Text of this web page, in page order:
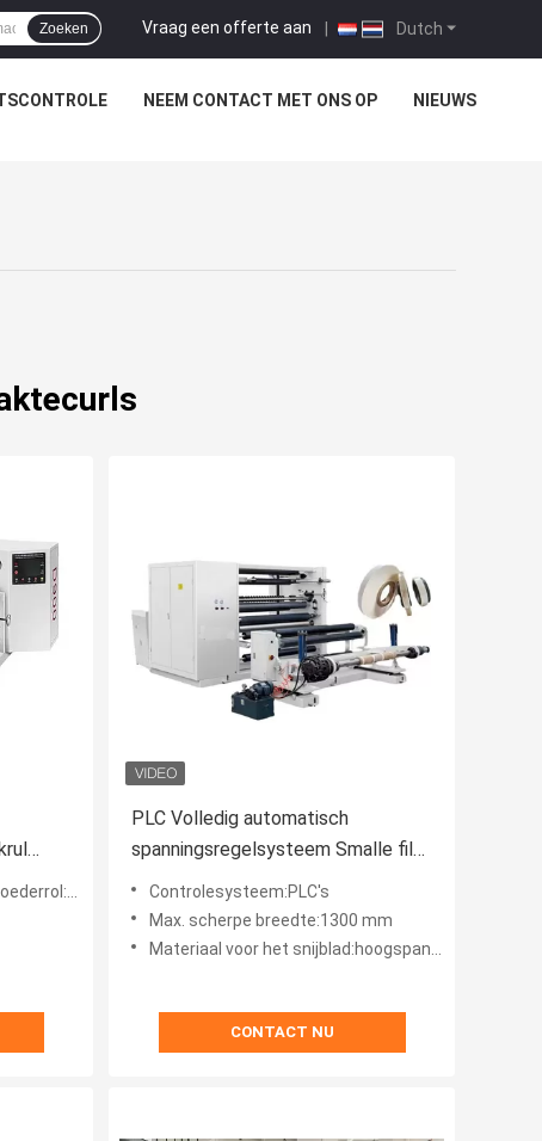
Dutch
Vraag een offerte aan |
Zoeken
NEEM CONTACT MET ONS OP NIEUWS
kg
PLC Volledig automatisch
spanningsregelsysteem Smalle film
snijmachine Snijmachine
Controlesysteem:PLC's
Max. scherpe breedte:1300 mm
Materiaal voor het snijblad:hoogspanningsstaal
CONTACT NU